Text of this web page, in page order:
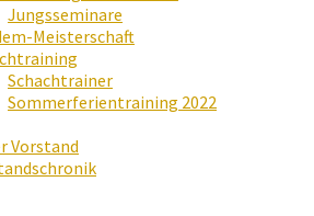
Jungsseminare
Meisterschaft
Schachtrainer
Sommerferientraining 2022
Vorstand